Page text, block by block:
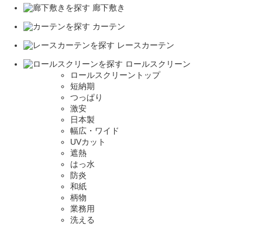
廊下敷き
カーテン
レースカーテン
ロールスクリーン
ロールスクリーントップ
短納期
つっぱり
激安
日本製
幅広・ワイド
UVカット
遮熱
はっ水
防炎
和紙
柄物
業務用
洗える